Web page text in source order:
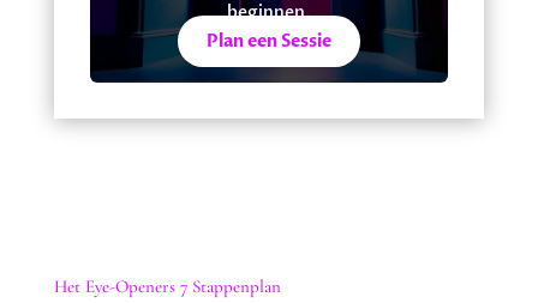
beginnen.
Plan een Sessie
Het Eye-Openers 7 Stappenplan